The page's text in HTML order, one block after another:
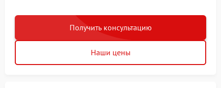
Получить консультацию
Наши цены